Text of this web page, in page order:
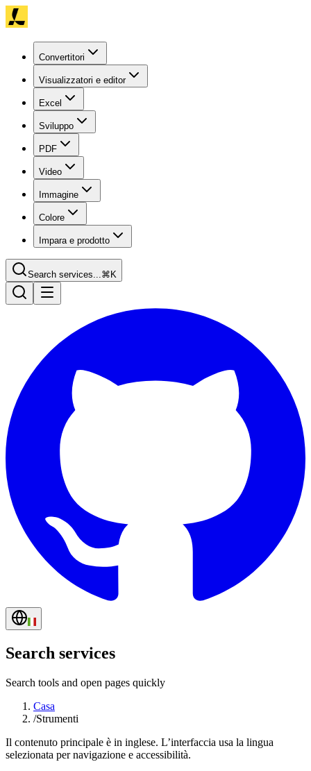
Convertitori
Visualizzatori e editor
Excel
Sviluppo
PDF
Video
Immagine
Colore
Impara e prodotto
Search services...⌘K
Search services
Search tools and open pages quickly
Casa
/Strumenti
Il contenuto principale è in inglese. L’interfaccia usa la lingua
selezionata per navigazione e accessibilità.